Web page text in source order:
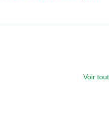
Voir tout